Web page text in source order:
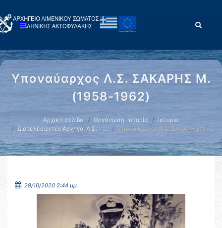
Υποναύαρχος Λ.Σ. ΣΑΚΑΡΗΣ Μ.
(1958-1962)
Αρχική σελίδα Οργάνωση-Ιστορία
Ιστορία
Διατελέσαντες Αρχηγοί Λ.Σ. - …
Υποναύαρχος Λ.Σ. ΣΑΚΑΡΗΣ Μ. …
29/10/2020 2:44 μμ.